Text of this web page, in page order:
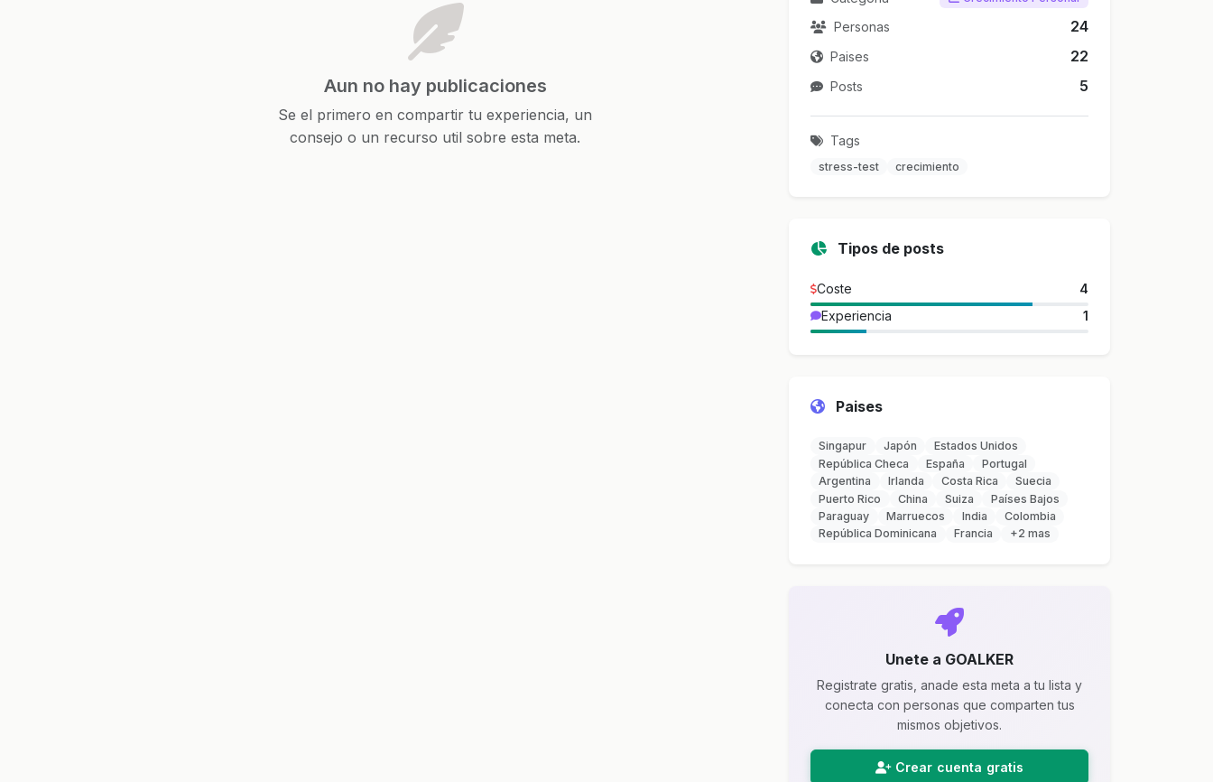
Aun no hay publicaciones
Se el primero en compartir tu experiencia, un
consejo o un recurso util sobre esta meta.
Personas 24
Paises 22
Posts 5
Tags
stress-test crecimiento
Tipos de posts
Coste
4
Experiencia
1
Paises
Singapur Japón
Estados Unidos
República Checa
España
Portugal
Argentina
Irlanda Costa Rica
Suecia
Puerto Rico
China Suiza
Países Bajos
Paraguay
Marruecos India
Colombia
República Dominicana
Francia +2 mas
Unete a GOALKER
Registrate gratis, anade esta meta a tu lista y
conecta con personas que comparten tus
mismos objetivos.
Crear cuenta gratis